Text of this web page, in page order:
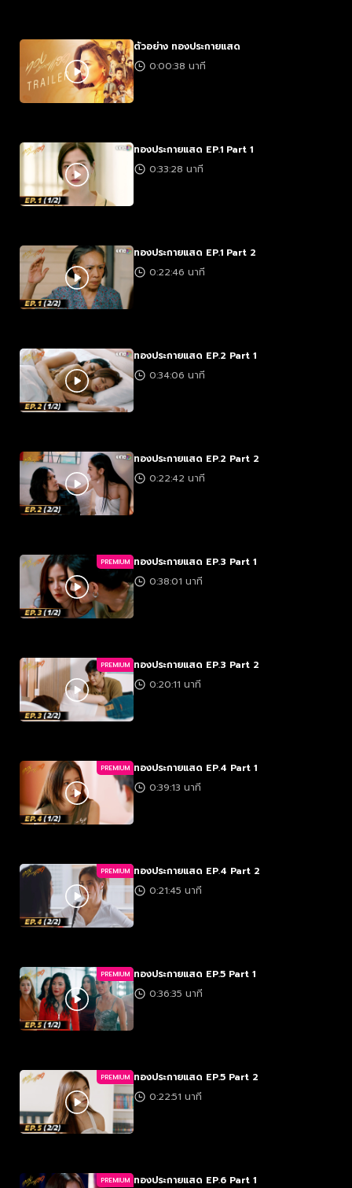
ตัวอย่าง ทองประกายแสด
0:00:38 นาที
ทองประกายแสด EP.1 Part 1
0:33:28 นาที
ทองประกายแสด EP.1 Part 2
0:22:46 นาที
ทองประกายแสด EP.2 Part 1
0:34:06 นาที
ทองประกายแสด EP.2 Part 2
0:22:42 นาที
PREMIUM ทองประกายแสด EP.3 Part 1
0:38:01 นาที
PREMIUM ทองประกายแสด EP.3 Part 2
0:20:11 นาที
PREMIUM ทองประกายแสด EP.4 Part 1
0:39:13 นาที
PREMIUM ทองประกายแสด EP.4 Part 2
0:21:45 นาที
PREMIUM ทองประกายแสด EP.5 Part 1
0:36:35 นาที
PREMIUM ทองประกายแสด EP.5 Part 2
0:22:51 นาที
PREMIUM ทองประกายแสด EP.6 Part 1